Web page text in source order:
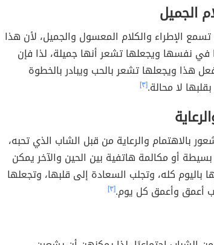
الجميل
الإطراء والكلام المعسول والجميل، لأن هذا
في نفسها ويجعلها تشعر أنها جميلة، لذا فإن
هذا ويجعلها تشعر بالحب ويبادر بالخطوة
لا محالة.[٣]
بالاهتمام والرعاية من قبل الشاب الذي تحبه،
أو مكالمة هاتفية بين الحين والآخر يمكن
باليوم كله، وتجلب السعادة إلى قلبها، وتجعلها
أعمق وأعمق كل يوم.[٣]